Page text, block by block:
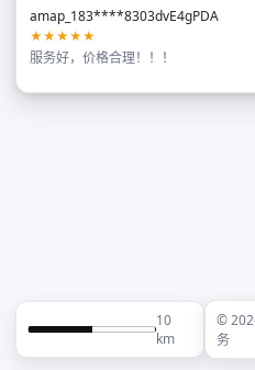
amap_183****8303dvE4gPDA
★★★★★
服务好，价格合理！！！
10
km
©
务